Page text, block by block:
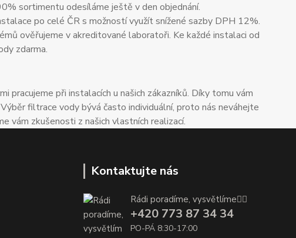
sortimentu odesíláme ještě v den objednání.
po celé ČR s možností využít snížené sazby DPH 12%.
ověřujeme v akreditované laboratoři. Ke každé instalaci od
zdarma.
při instalacích u našich zákazníků. Díky tomu vám
filtrace vody bývá často individuální, proto nás neváhejte
vám zkušenosti z našich vlastních realizací.
Kontaktujte nás
Rádi poradíme, vysvětlíme👌🏼
+420 773 87 34 34
PO-PÁ 8:30-17:00